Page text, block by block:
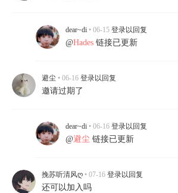
dear~di • 06-15 登录以回复
@Hades 链接已更新
避尘 • 06-16 登录以回复
邀请过期了
dear~di • 06-16 登录以回复
@避尘 链接已更新
挽苏听清风ღ • 07-16 登录以回复
还可以加入吗